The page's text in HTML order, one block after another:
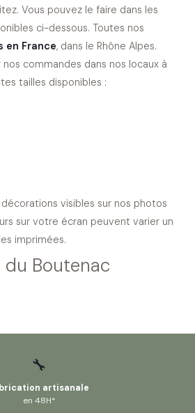
Vous pouvez le faire dans les
ci-dessous. Toutes nos
en France, dans le Rhône Alpes.
commandes dans nos locaux à
tailles disponibles :
visibles sur nos photos
sur votre écran peuvent varier un
imprimées.
Boutenac
🔧
artisanale
en 48H*